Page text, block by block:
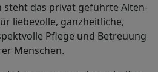
steht das privat geführte Alten-
liebevolle, ganzheitliche,
Pflege und Betreuung
Menschen.